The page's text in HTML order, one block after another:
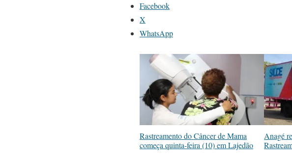
Facebook
X
WhatsApp
Rastreamento do Câncer de Mama
começa quinta-feira (10) em Lajedão
Anagé